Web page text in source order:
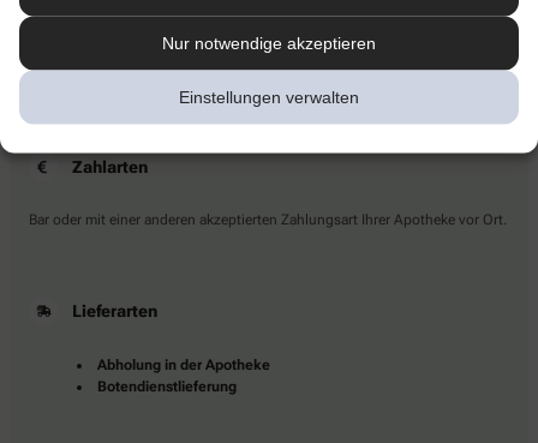
Nur notwendige akzeptieren
Einstellungen verwalten
39288 Burg
Kontaktieren Sie uns direkt.
Zahlarten
Bar oder mit einer anderen akzeptierten Zahlungsart Ihrer Apotheke vor Ort.
Lieferarten
Abholung in der Apotheke
Botendienstlieferung